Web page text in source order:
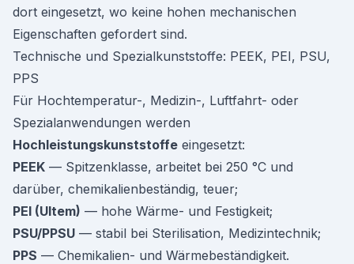
dort eingesetzt, wo keine hohen mechanischen
Eigenschaften gefordert sind.
Technische und Spezialkunststoffe: PEEK, PEI, PSU,
PPS
Für Hochtemperatur-, Medizin-, Luftfahrt- oder
Spezialanwendungen werden
Hochleistungskunststoffe eingesetzt:
PEEK — Spitzenklasse, arbeitet bei 250 °C und
darüber, chemikalienbeständig, teuer;
PEI (Ultem) — hohe Wärme- und Festigkeit;
PSU/PPSU — stabil bei Sterilisation, Medizintechnik;
PPS — Chemikalien- und Wärmebeständigkeit.